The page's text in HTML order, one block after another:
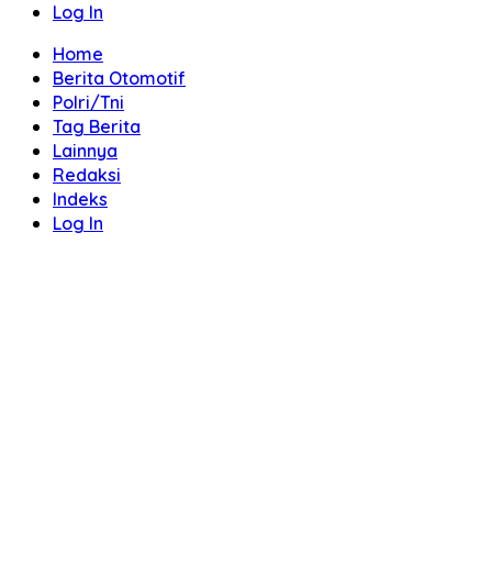
Log In
Home
Berita Otomotif
Polri/Tni
Tag Berita
Lainnya
Redaksi
Indeks
Log In